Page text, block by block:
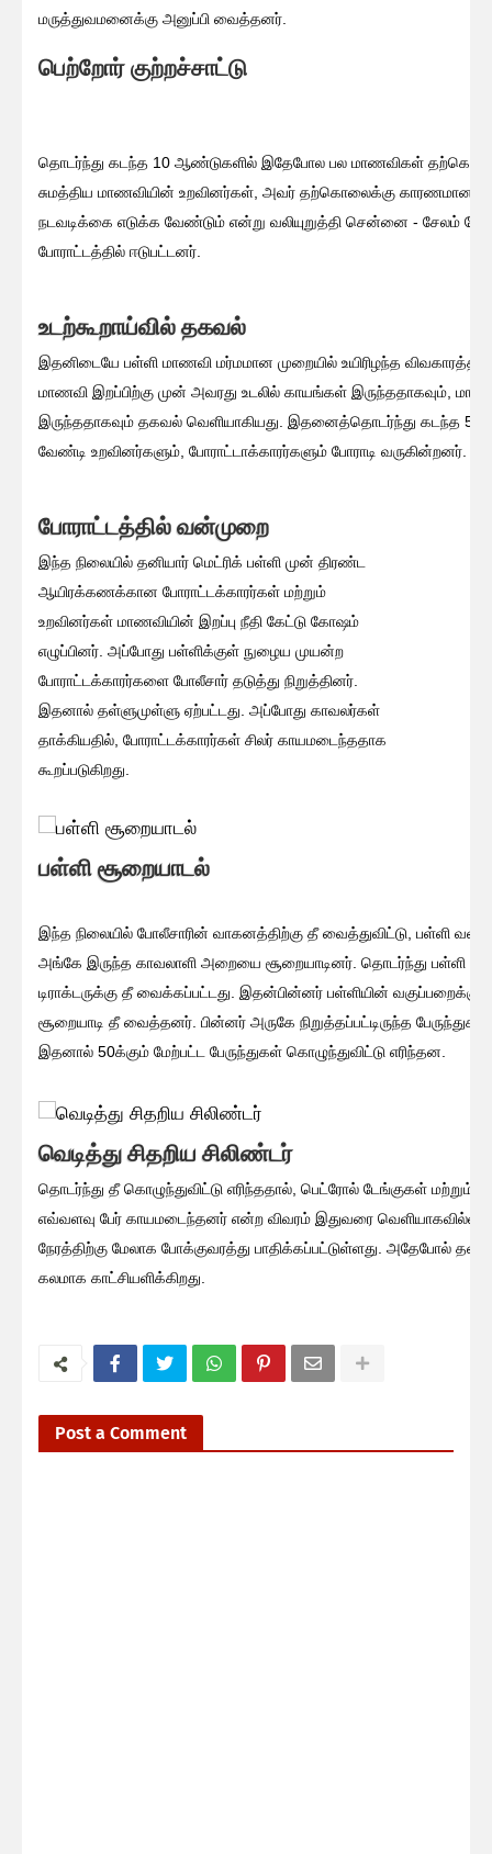
மருத்துவமனைக்கு அனுப்பி வைத்தனர்.
பெற்றோர் குற்றச்சாட்டு
தொடர்ந்து கடந்த 10 ஆண்டுகளில் இதேபோல பல மாணவிகள் தற்கொலை
சுமத்திய மாணவியின் உறவினர்கள், அவர் தற்கொலைக்கு காரணமான
நடவடிக்கை எடுக்க வேண்டும் என்று வலியுறுத்தி சென்னை - சேலம்
போராட்டத்தில் ஈடுபட்டனர்.
உடற்கூறாய்வில் தகவல்
இதனிடையே பள்ளி மாணவி மர்மமான முறையில் உயிரிழந்த
மாணவி இறப்பிற்கு முன் அவரது உடலில் காயங்கள் இருந்ததாகவும்,
இருந்ததாகவும் தகவல் வெளியாகியது. இதனைத்தொடர்ந்து கடந்த 5
வேண்டி உறவினர்களும், போராட்டாக்காரர்களும் போராடி வருகின்றனர்.
போராட்டத்தில் வன்முறை
இந்த நிலையில் தனியார் மெட்ரிக் பள்ளி முன் திரண்ட
ஆயிரக்கணக்கான போராட்டக்காரர்கள் மற்றும்
உறவினர்கள் மாணவியின் இறப்பு நீதி கேட்டு கோஷம்
எழுப்பினர். அப்போது பள்ளிக்குள் நுழைய முயன்ற
போராட்டக்காரர்களை போலீசார் தடுத்து நிறுத்தினர்.
இதனால் தள்ளுமுள்ளு ஏற்பட்டது. அப்போது காவலர்கள்
தாக்கியதில், போராட்டக்காரர்கள் சிலர் காயமடைந்ததாக
கூறப்படுகிறது.
பள்ளி சூறையாடல்
இந்த நிலையில் போலீசாரின் வாகனத்திற்கு தீ வைத்துவிட்டு, பள்ளி
அங்கே இருந்த காவலாளி அறையை சூறையாடினர். தொடர்ந்து பள்ளி
டிராக்டருக்கு தீ வைக்கப்பட்டது. இதன்பின்னர் பள்ளியின்
சூறையாடி தீ வைத்தனர். பின்னர் அருகே நிறுத்தப்பட்டிருந்த
இதனால் 50க்கும் மேற்பட்ட பேருந்துகள் கொழுந்துவிட்டு எரிந்தன.
வெடித்து சிதறிய சிலிண்டர்
தொடர்ந்து தீ கொழுந்துவிட்டு எரிந்ததால், பெட்ரோல் டேங்குகள் மற்றும்
எவ்வளவு பேர் காயமடைந்தனர் என்ற விவரம் இதுவரை
நேரத்திற்கு மேலாக போக்குவரத்து பாதிக்கப்பட்டுள்ளது. அதேபோல்
கலமாக காட்சியளிக்கிறது.
Post a Comment